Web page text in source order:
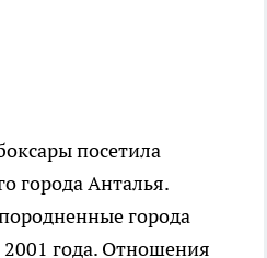
посетила
города Анталья.
города
года. Отношения